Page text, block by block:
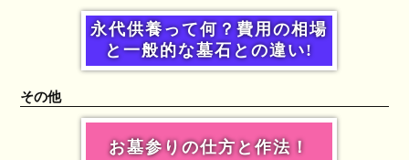
永代供養って何？費用の相場
と一般的な墓石との違い!
その他
お墓参りの仕方と作法！